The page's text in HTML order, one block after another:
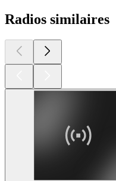
Radios similaires